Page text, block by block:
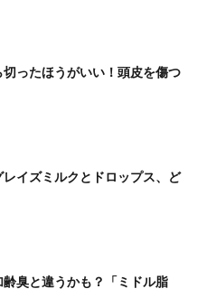
ったほうがいい！頭皮を傷つ
イズミルクとドロップス、ど
臭と違うかも？「ミドル脂